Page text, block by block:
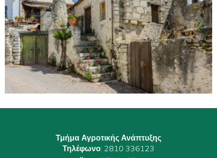
Τμήμα Αγροτικής Ανάπτυξης
Τηλέφωνο: 2810 336123